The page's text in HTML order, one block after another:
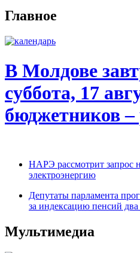
Главное
В Молдове
суббота, 17
бюджетников –
НАРЭ рассмотрит запрос
электроэнергию
Депутаты парламента
за индексацию пенсий два
Мультимедиа